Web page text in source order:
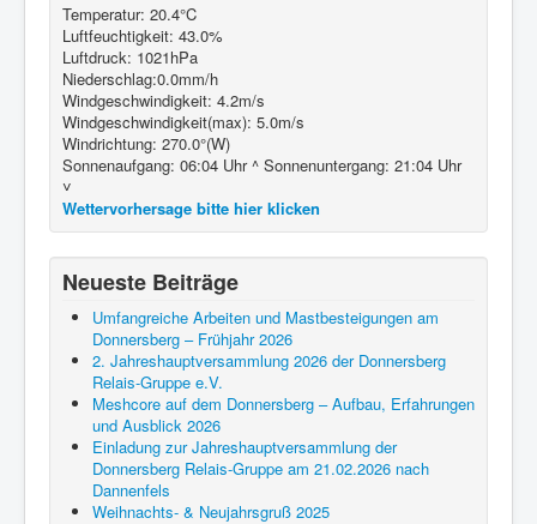
Temperatur: 20.4°C
Luftfeuchtigkeit: 43.0%
Luftdruck: 1021hPa
Niederschlag:0.0mm/h
Windgeschwindigkeit: 4.2m/s
Windgeschwindigkeit(max): 5.0m/s
Windrichtung: 270.0°(W)
Sonnenaufgang: 06:04 Uhr ^ Sonnenuntergang: 21:04 Uhr
˅
Wettervorhersage bitte hier klicken
Neueste Beiträge
Umfangreiche Arbeiten und Mastbesteigungen am
Donnersberg – Frühjahr 2026
2. Jahreshauptversammlung 2026 der Donnersberg
Relais-Gruppe e.V.
Meshcore auf dem Donnersberg – Aufbau, Erfahrungen
und Ausblick 2026
Einladung zur Jahreshauptversammlung der
Donnersberg Relais-Gruppe am 21.02.2026 nach
Dannenfels
Weihnachts- & Neujahrsgruß 2025